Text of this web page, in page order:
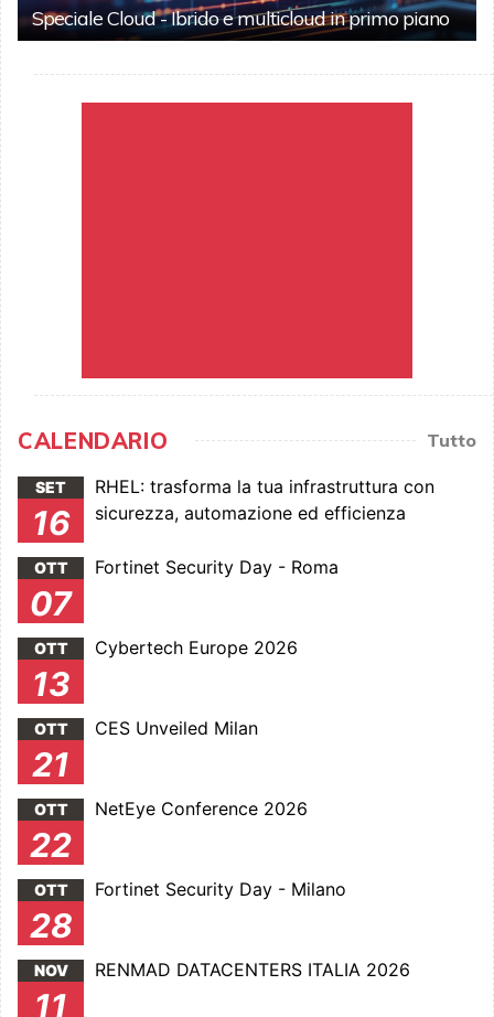
Speciale Cloud - Ibrido e multicloud in primo piano
CALENDARIO Tutto
SET
16
RHEL: trasforma la tua infrastruttura con
sicurezza, automazione ed efficienza
OTT
07
Fortinet Security Day - Roma
OTT
13
Cybertech Europe 2026
OTT
21
CES Unveiled Milan
OTT
22
NetEye Conference 2026
OTT
28
Fortinet Security Day - Milano
NOV
11
RENMAD DATACENTERS ITALIA 2026